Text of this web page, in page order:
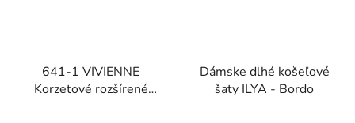
641-1 VIVIENNE
Korzetové rozšírené
Dámske dlhé košeľové
šaty ILYA - Bordo